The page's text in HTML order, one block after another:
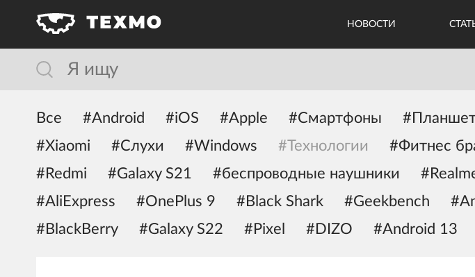
НОВОСТИ
Все #Android #iOS #Apple #Смартфоны
#Xiaomi
#Слухи #Windows #Технологии #Фитнес
#Redmi
#Galaxy S21 #беспроводные наушники
#AliExpress
#OnePlus 9 #Black Shark #Geekbench
#BlackBerry
#Galaxy S22 #Pixel #DIZO #Android 13